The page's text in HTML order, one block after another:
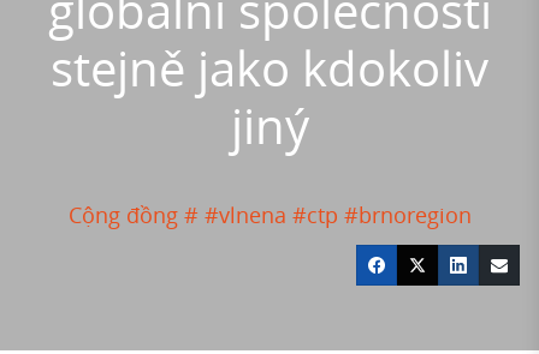
stejně jako kdokoliv
jiný
Cộng đồng # #vlnena #ctp #brnoregion